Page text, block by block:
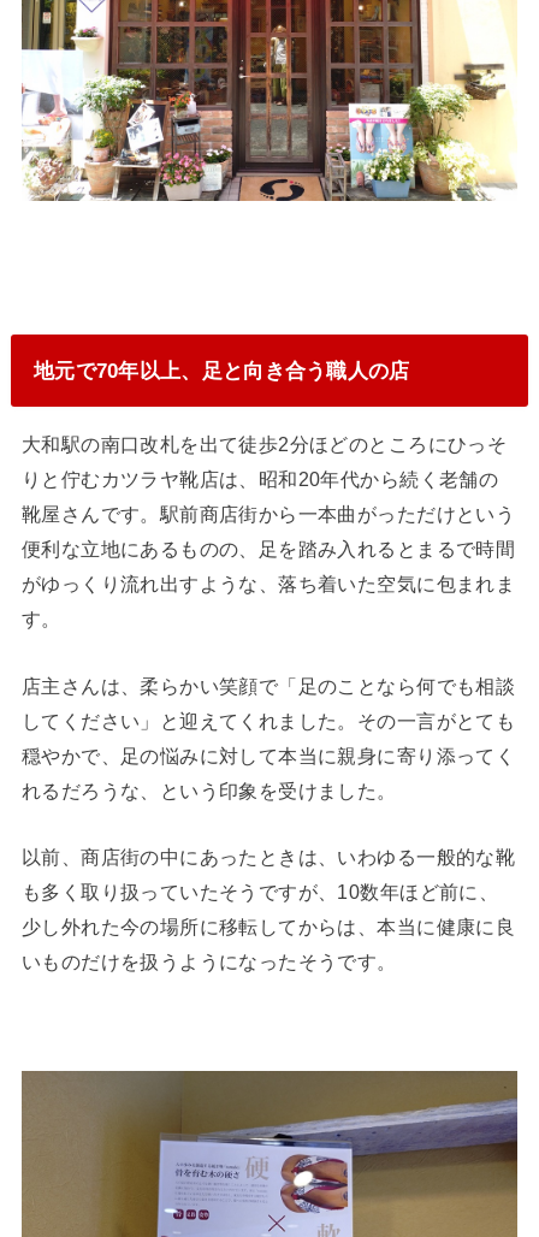
地元で70年以上、足と向き合う職人の店
大和駅の南口改札を出て徒歩2分ほどのところにひっそ
りと佇むカツラヤ靴店は、昭和20年代から続く老舗の
靴屋さんです。駅前商店街から一本曲がっただけという
便利な立地にあるものの、足を踏み入れるとまるで時間
がゆっくり流れ出すような、落ち着いた空気に包まれま
す。
店主さんは、柔らかい笑顔で「足のことなら何でも相談
してください」と迎えてくれました。その一言がとても
穏やかで、足の悩みに対して本当に親身に寄り添ってく
れるだろうな、という印象を受けました。
以前、商店街の中にあったときは、いわゆる一般的な靴
も多く取り扱っていたそうですが、10数年ほど前に、
少し外れた今の場所に移転してからは、本当に健康に良
いものだけを扱うようになったそうです。